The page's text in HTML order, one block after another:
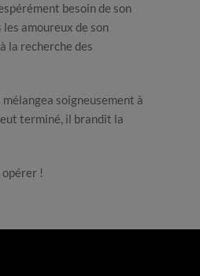
besoin de son
amoureux de son
la recherche des
soigneusement à
terminé, il brandit la
!